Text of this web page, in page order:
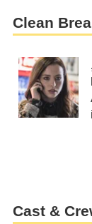
Clean
Cast &